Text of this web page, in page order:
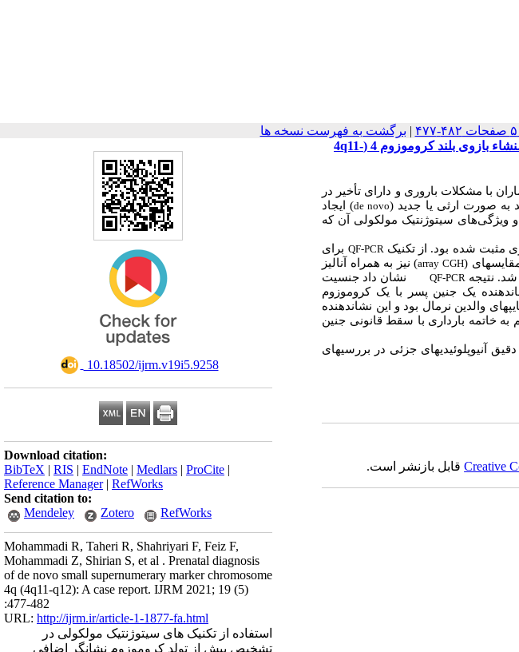
| برگشت به فهرست نسخه ها
‎ 10.18502/ijrm.v19i5.9258
Download citation:
BibTeX | RIS | EndNote | Medlars | ProCite |
Reference Manager| RefWorks
Send citation to:
Mendeley
Zotero RefWorks
Mohammadi R, Taheri R, Shahriyari F, Feiz F,
Mohammadi Z, Shirian S, et al . Prenatal diagnosis
of de novo small supernumerary marker chromosome
4q (4q11-q12): A case report. IJRM 2021; 19 (5)
:477-482
URL: http://ijrm.ir/article-1-1877-fa.html
استفاده از تکنیک های سیتوژنتیک مولکولی در
تشخیص پیش از تولد کروموزوم نشانگر اضافی
استفاده از تکنیک های سیتوژنتیک مولکولی در تشخیص پیش از تولد کروموزوم نشانگر اضافی کوچک جدید با منشاء بازوی بلند کروموزوم 4 (4q11-
با مشکلات باروری و دارای تأخیر در
به صورت ارثی یا جدید (de novo) ایجاد
ویژگیهای سیتوژنتیک مولکولی آن که
QF-PCR برای
array CGH) نیز به همراه آنالیز
شد. نتیجه QF-PCR
نشان داد جنسیت
یک جنین پسر با یک کروموزوم
کاریوتایپ­های والدین نرمال بود و این نشان­دهنده
به خاتمه بارداری با سقط قانونی جنین
آنیوپلوئیدی­های جزئی در بررسی­های
Creativeقابل بازنشر است.